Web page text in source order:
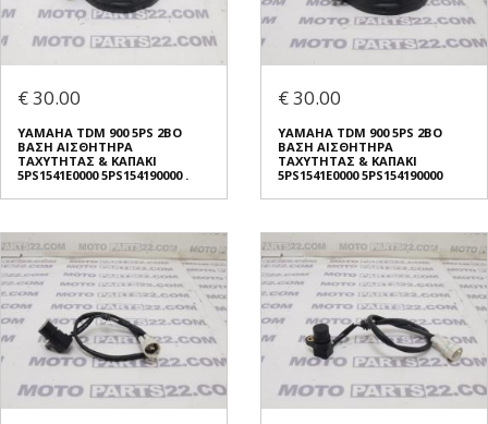
€ 30.00
YAMAHA TDM 900 5PS 2BO
ΒΑΣΗ ΑΙΣΘΗΤΗΡΑ
ΤΑΧΥΤΗΤΑΣ & ΚΑΠΑΚΙ
5PS1541E0000 5PS154190000 .
€ 30.00
YAMAHA TDM 900 5PS 2BO
ΒΑΣΗ ΑΙΣΘΗΤΗΡΑ
ΤΑΧΥΤΗΤΑΣ & ΚΑΠΑΚΙ
5PS1541E0000 5PS154190000